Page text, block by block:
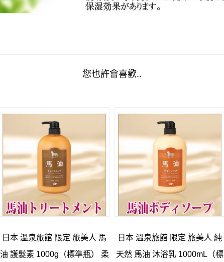
您也許會喜歡..
日本 溫泉旅館 限定 旅美人 馬
油 護髮素 1000g（標準瓶） 柔
日本 溫泉旅館 限定 旅美人 純
天然 馬油 沐浴乳 1000mL（標